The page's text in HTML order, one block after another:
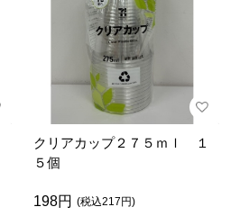
クリアカップ２７５ｍｌ １
５個
198円 (税込217円)